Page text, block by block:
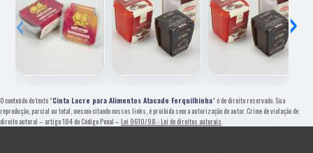
‹ ›
O conteúdo do texto "Cinta Lacre para Alimentos Atacado Forquilhinha" é de direito reservado. Sua
reprodução, parcial ou total, mesmo citando nossos links, é proibida sem a autorização do autor. Crime de violação de
direito autoral – artigo 184 do Código Penal – Lei 9610/98 - Lei de direitos autorais